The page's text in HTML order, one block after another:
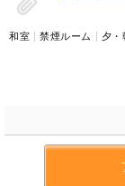
和室 禁煙ルーム 夕・